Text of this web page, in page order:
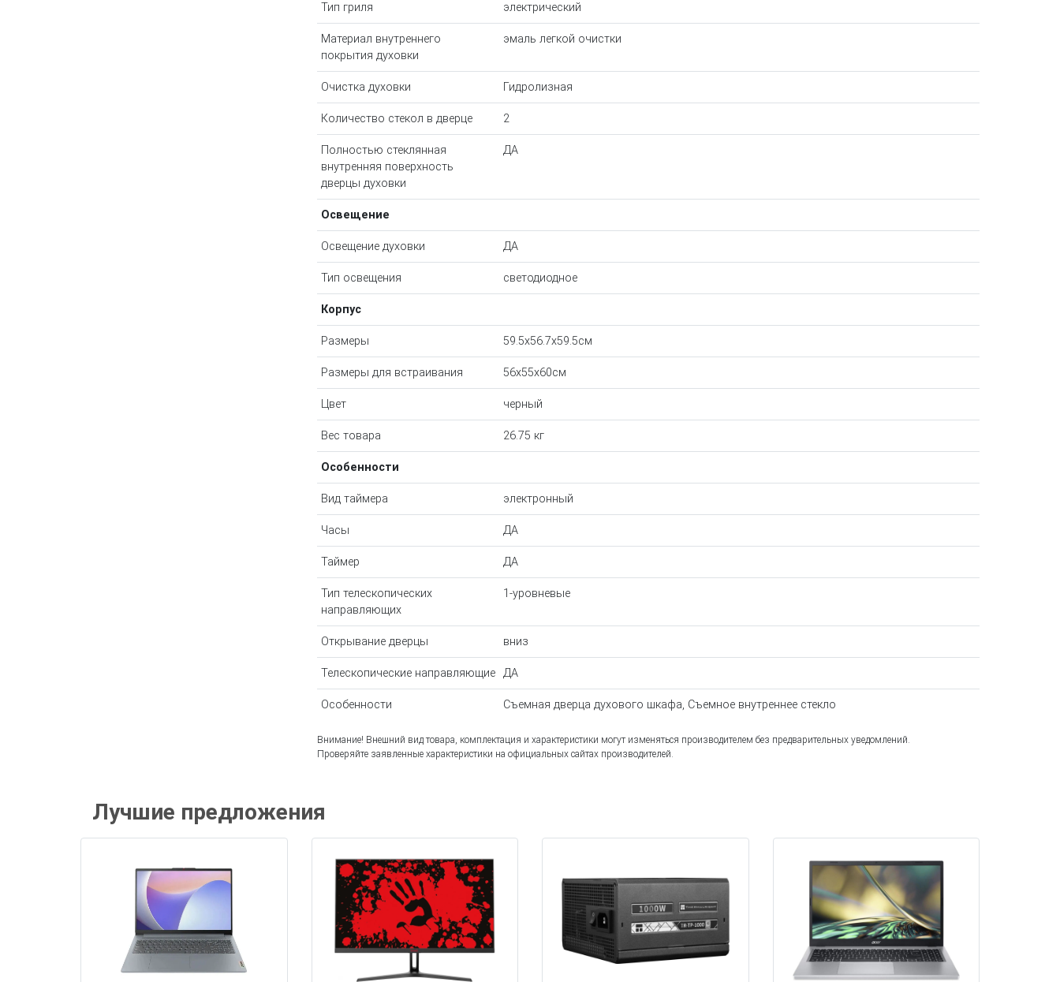
Тип гриля электрический
Материал внутреннего
покрытия духовки
эмаль легкой очистки
Очистка духовки Гидролизная
Количество стекол в дверце 2
Полностью стеклянная
внутренняя поверхность
дверцы духовки
ДА
Освещение
Освещение духовки ДА
Тип освещения светодиодное
Корпус
Размеры 59.5x56.7x59.5см
Размеры для встраивания 56x55x60см
Цвет черный
Вес товара 26.75 кг
Особенности
Вид таймера электронный
Часы ДА
Таймер ДА
Тип телескопических
направляющих
1-уровневые
Открывание дверцы вниз
Телескопические направляющие ДА
Особенности Съемная дверца духового шкафа, Съемное внутреннее стекло
Внимание! Внешний вид товара, комплектация и характеристики могут изменяться производителем без предварительных уведомлений.
Проверяйте заявленные характеристики на официальных сайтах производителей.
Лучшие предложения